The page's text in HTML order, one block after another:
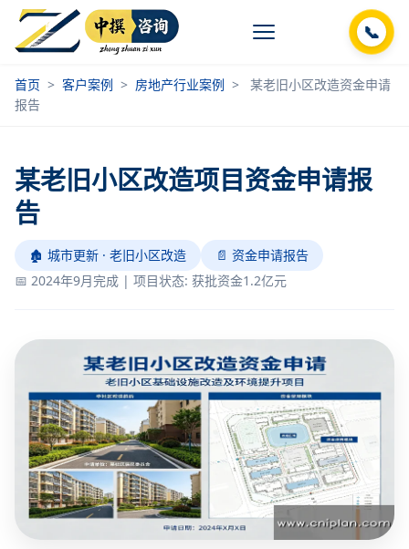
📞
首页 > 客户案例 > 房地产行业案例 >
某老旧小区改造资金申请
报告
某老旧小区改造项目资金申请报
告
🏚️ 城市更新 · 老旧小区改造
📄 资金申请报告
📅 2024年9月完成 | 项目状态: 获批资金1.2亿元